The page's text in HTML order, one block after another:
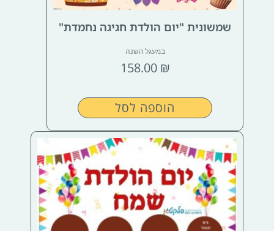
שמשונית "יום הולדת חגיגה נחמדת"
במעגל השנה
158.00 ₪
הוספה לסל